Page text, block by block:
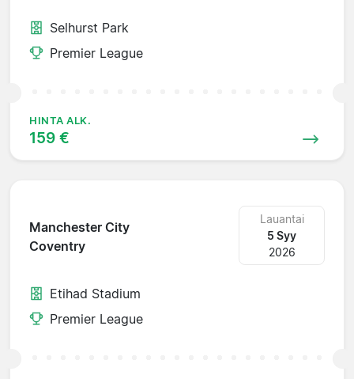
Selhurst Park
Premier League
HINTA ALK.
159 €
Manchester City
Coventry
Lauantai
5 Syy
2026
Etihad Stadium
Premier League